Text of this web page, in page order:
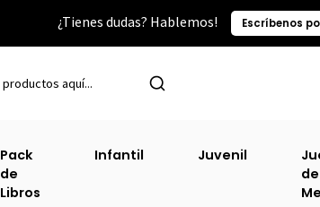
¿Tienes dudas? Hablemos! Escríbenos
Pack
de
Libros
Infantil Juvenil
de